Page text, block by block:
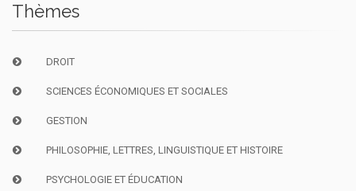
Thèmes
DROIT
SCIENCES ÉCONOMIQUES ET SOCIALES
GESTION
PHILOSOPHIE, LETTRES, LINGUISTIQUE ET HISTOIRE
PSYCHOLOGIE ET ÉDUCATION